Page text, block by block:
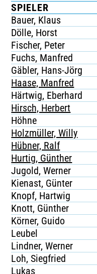
TICKETING
SPIELER
Bauer, Klaus
Dölle, Horst
Fischer, Peter
Fuchs, Manfred
Gäbler, Hans-Jörg
Haase, Manfred
Härtwig, Eberhard
Hirsch, Herbert
Höhne
Holzmüller, Willy
Hübner, Ralf
Hurtig, Günther
Jugold, Werner
Kienast, Günter
Knopf, Hartwig
Knott, Günther
Körner, Guido
Leubel
Lindner, Werner
Loh, Siegfried
Lukas